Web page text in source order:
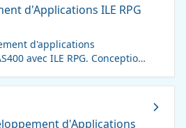
d'Applications ILE RPG
d'applications
avec ILE RPG. Conception
d'Applications